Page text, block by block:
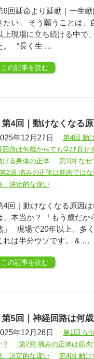
6回延命より延動｜一生
たい」 そう願うことは
上現場に立ち続ける中で
。 “長く生 …
この記事を読む
第4回｜動けなくなる
年12月27日 第4回 動
回路は何歳からでも学び直せ
ける身体の正体
第1回 なぜ
第2回 痛みの正体は筋肉では
、決定的な違い
4回｜動けなくなる原因
、本当か？ 「もう歳だか
」 現場で20年以上、多
れは半分ウソです。 & …
この記事を読む
第5回｜神経回路は何
年12月26日
第1回 な
？
第2回 痛みの正体は筋肉
、決定的な違い
第4回 動け